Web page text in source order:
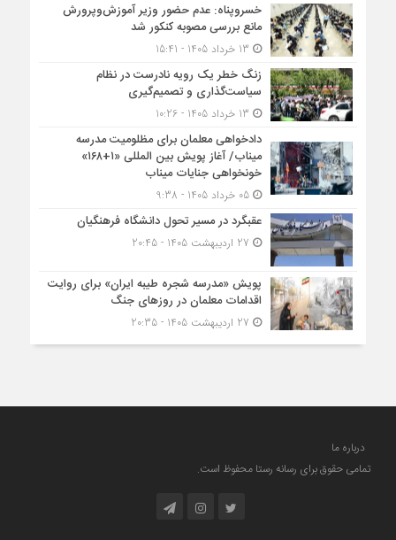
خسروپناه: عدم حضور وزیر آموزش‌وپرورش
مانع بررسی مصوبه کنکور شد
زنگ خطر یک رویه نادرست در نظام
سیاست‌گذاری و تصمیم‌گیری
دادخواهی معلمان برای مظلومیت مدرسه
میناب/ آغاز پویش بین المللی «۱+۱۶۸»
خونخواهی جنایات میناب
05 خرداد 1405 - 9:38
عقبگرد در مسیر تحول دانشگاه فرهنگیان
پویش «مدرسه شجره طیبه ایران» برای روایت
اقدامات معلمان در روزهای جنگ
درباره ما
تمامی حقوق برای رسانه رستا محفوظ است.